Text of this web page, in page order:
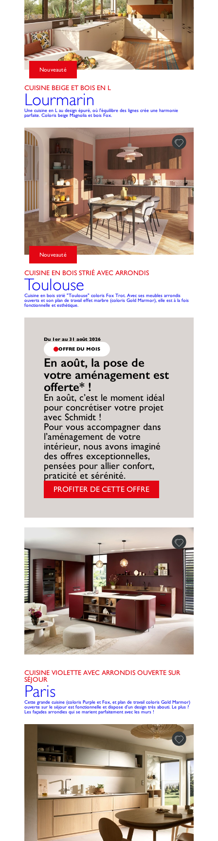
CUISINE BEIGE ET BOIS EN L
Nouveauté
Lourmarin
Une cuisine en L au design épuré, où l'équilibre des lignes crée une harmonie
parfaite. Coloris beige Magnolia et bois Fox.
CUISINE EN BOIS STRIÉ AVEC ARRONDIS
Nouveauté
Toulouse
Cuisine en bois strié "Toulouse" coloris Fox Trot. Avec ses meubles arrondis
ouverts et son plan de travail effet marbre (coloris Gold Marmor), elle est à la fois
fonctionnelle et esthétique.
Du 1er au 31 août 2026
OFFRE DU MOIS
En août, la pose de
votre aménagement est
offerte* !
En août, c’est le moment idéal
pour concrétiser votre projet
avec Schmidt !
Pour vous accompagner dans
l’aménagement de votre
intérieur, nous avons imaginé
des offres exceptionnelles,
pensées pour allier confort,
praticité et sérénité.
PROFITER DE CETTE OFFRE
CUISINE VIOLETTE AVEC ARRONDIS OUVERTE SUR
SÉJOUR
Paris
Cette grande cuisine (coloris Purple et Fox, et plan de travail coloris Gold Marmor)
ouverte sur le séjour est fonctionnelle et dispose d’un design très abouti. Le plus ?
Les façades arrondies qui se marient parfaitement avec les murs !